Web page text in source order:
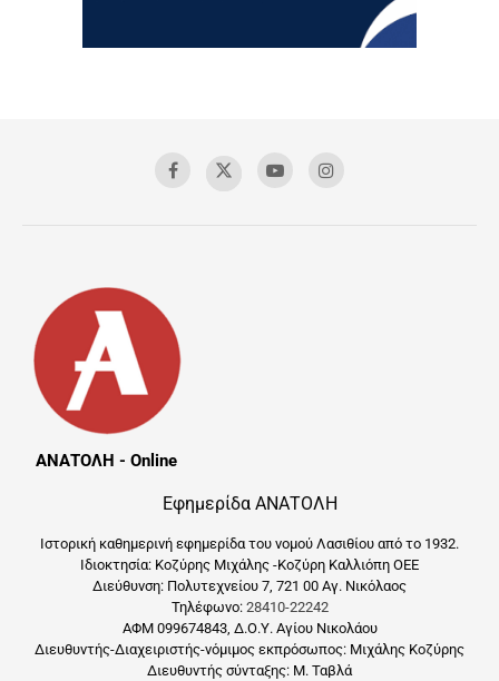
ΑΝΑΤΟΛΗ - Online
Εφημερίδα ΑΝΑΤΟΛΗ
Ιστορική καθημερινή εφημερίδα του νομού Λασιθίου από το 1932.
Ιδιοκτησία: Κοζύρης Μιχάλης -Κοζύρη Καλλιόπη ΟΕΕ
Διεύθυνση: Πολυτεχνείου 7, 721 00 Αγ. Νικόλαος
Τηλέφωνο: 28410-22242
ΑΦΜ 099674843, Δ.Ο.Υ. Αγίου Νικολάου
Διευθυντής-Διαχειριστής-νόμιμος εκπρόσωπος: Μιχάλης Κοζύρης
Διευθυντής σύνταξης: Μ. Ταβλά